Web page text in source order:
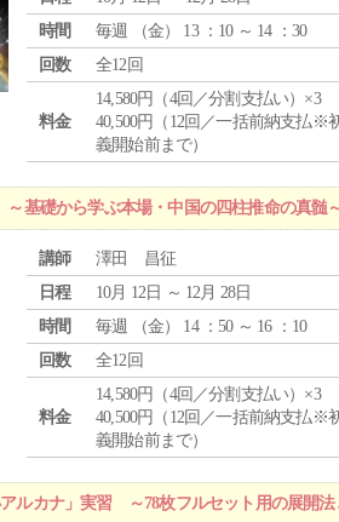
時間
毎週 （金） 13 ：10 ～ 14 ：30
回数
全12回
料金
14,580円（4回／分割支払い）×3
40,500円（12回／一括前納支払※
義開始前まで）
基礎から学ぶ本場・中国の四柱推命の真髄
講師
澤田 昌征
日程
10月 12日 ～ 12月 28日
時間
毎週 （金） 14 ：50 ～ 16 ：10
回数
全12回
料金
14,580円（4回／分割支払い）×3
40,500円（12回／一括前納支払※
義開始前まで）
ルカナ」実習 ～78枚フルセット用の展開法